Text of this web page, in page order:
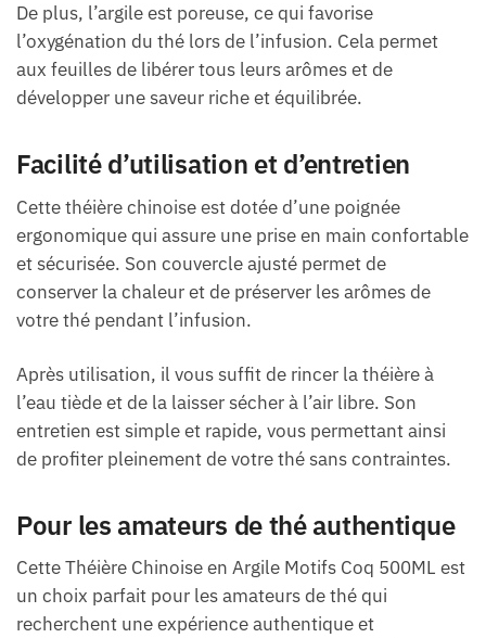
De plus, l’argile est poreuse, ce qui favorise
l’oxygénation du thé lors de l’infusion. Cela permet
aux feuilles de libérer tous leurs arômes et de
développer une saveur riche et équilibrée.
Facilité d’utilisation et d’entretien
Cette théière chinoise est dotée d’une poignée
ergonomique qui assure une prise en main confortable
et sécurisée. Son couvercle ajusté permet de
conserver la chaleur et de préserver les arômes de
votre thé pendant l’infusion.
Après utilisation, il vous suffit de rincer la théière à
l’eau tiède et de la laisser sécher à l’air libre. Son
entretien est simple et rapide, vous permettant ainsi
de profiter pleinement de votre thé sans contraintes.
Pour les amateurs de thé authentique
Cette Théière Chinoise en Argile Motifs Coq 500ML est
un choix parfait pour les amateurs de thé qui
recherchent une expérience authentique et